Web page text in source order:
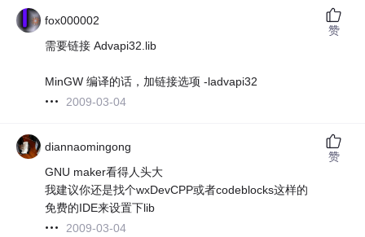
fox000002
需要链接 Advapi32.lib
MinGW 编译的话，加链接选项 -ladvapi32
2009-03-04
赞
diannaomingong
GNU maker看得人头大
我建议你还是找个wxDevCPP或者codeblocks这样的
免费的IDE来设置下lib
2009-03-04
赞